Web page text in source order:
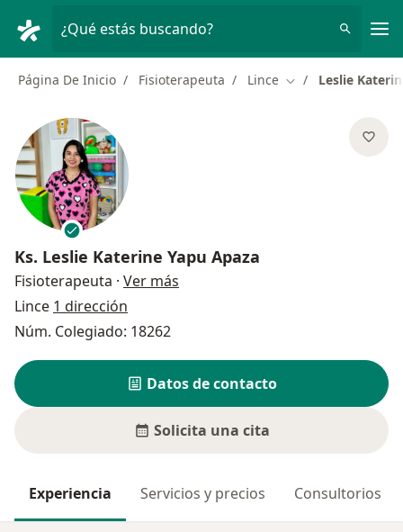
¿Qué estás buscando?
Página De Inicio Fisioterapeuta Lince Cambiar de ciudad
Leslie
Ks. Leslie Katerine Yapu Apaza
Fisioterapeuta · Ver más
Lince 1 dirección
Núm. Colegiado: 18262
Datos de contacto
Solicita una cita
Experiencia Servicios y precios Consultorios